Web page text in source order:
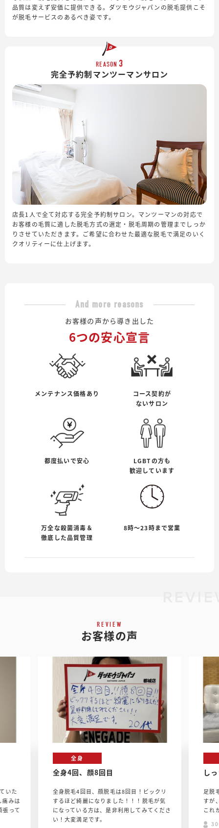
品質は変えず安価に提供できる。ダツモウジャパンの脱毛提供こそ
が脱毛サービスのあるべき姿です。
REASON 3
完全予約制マンツーマンサロン
店長1人で全て対応する完全予約制サロン。マンツーマンの対応で
お客様の毛質に適した脱毛方式の選定・脱毛周期の管理までしっか
りさせていただきます。ご希望に合わせた最適な脱毛で満足のいく
クオリティーに仕上げます。
And more reasons
お客様の声から導き出した
6つの安心宣言
メンテナンス価格あり
コース契約が
ないサロン
都度払いで安心
LGBTの方も
歓迎しています
万全な殺菌消毒＆
徹底した品質管理
8時〜23時まで営業
REVIEW
お客様の声
いた
痛みは
張って
全身
全身4回、顔8回目
全身脱毛4回目、顔脱毛は8回目！ビックリ
するほど綺麗になりました！！！脱毛が気
になっている方は、是非利用してみてくださ
い！大変満足です。
し
足脱
すが
これ